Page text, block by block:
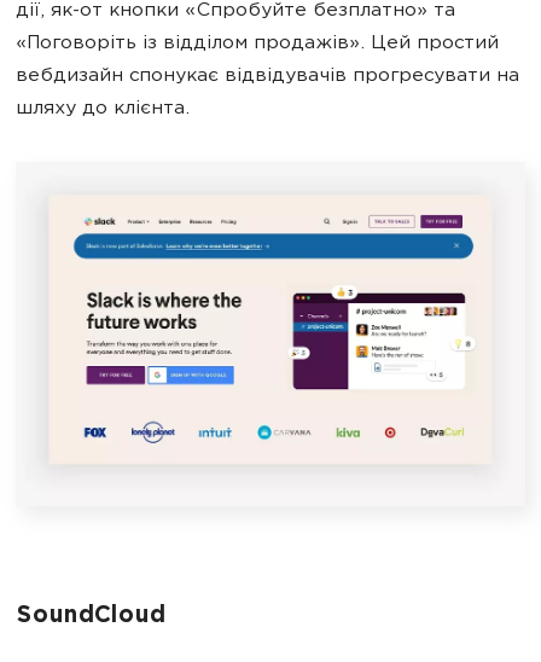
дії, як-от кнопки «Спробуйте безплатно» та
«Поговоріть із відділом продажів». Цей простий
вебдизайн спонукає відвідувачів прогресувати на
шляху до клієнта.
SoundCloud